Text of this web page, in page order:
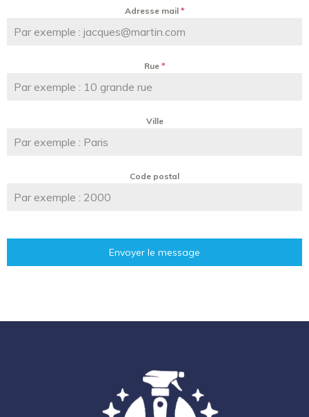
Adresse mail *
Rue *
Ville
Code postal
Envoyer le message